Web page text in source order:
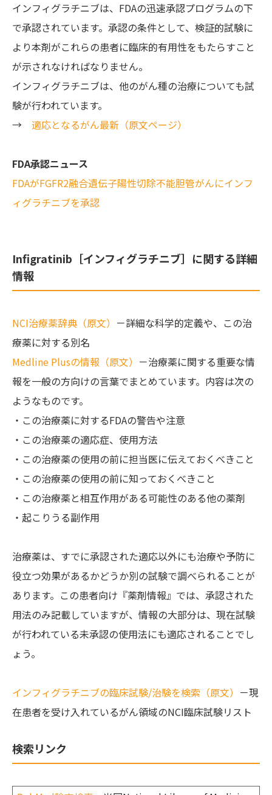
インフィグラチニブは、FDAの迅速承認プログラムの下
で承認されています。承認の条件として、検証的試験に
より本剤がこれらの患者に臨床的有用性をもたらすこと
が示されなければなりません。
インフィグラチニブは、他のがん種の治療についても試
験が行われています。
→ 適応となるがん最新（原文ページ）
FDA承認ニュース
FDAがFGFR2融合遺伝子陽性切除不能胆管がんにインフ
ィグラチニブを承認
Infigratinib［インフィグラチニブ］に関する詳細
情報
NCI治療薬辞典（原文） －詳細な科学的定義や、この治
療薬に対する別名
Medline Plusの情報（原文） －治療薬に関する重要な情
報を一般の方向けの言葉でまとめています。内容は次の
ようなものです。
・この治療薬に対するFDAの警告や注意
・この治療薬の適応症、使用方法
・この治療薬の使用の前に担当医に伝えておくべきこと
・この治療薬の使用の前に知っておくべきこと
・この治療薬と相互作用がある可能性のある他の薬剤
・起こりうる副作用
治療薬は、すでに承認された適応以外にも治療や予防に
役立つ効果があるかどうか別の試験で調べられることが
あります。この患者向け『薬剤情報』では、承認された
用法のみ記載していますが、情報の大部分は、現在試験
が行われている未承認の使用法にも適応されることでし
ょう。
インフィグラチニブの臨床試験/治験を検索（原文） －現
在患者を受け入れているがん領域のNCI臨床試験リスト
検索リンク